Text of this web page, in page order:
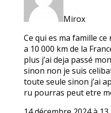
Mirox
Ce qui es ma famille
a 10 000 km de la
plus j’ai deja passé
sinon non je suis
toute seule sinon j’ai
ru pourras peut etre